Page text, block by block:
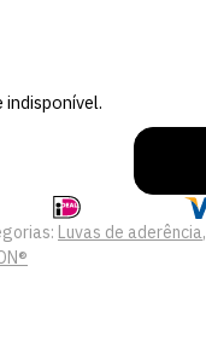
Luvas de aderência,